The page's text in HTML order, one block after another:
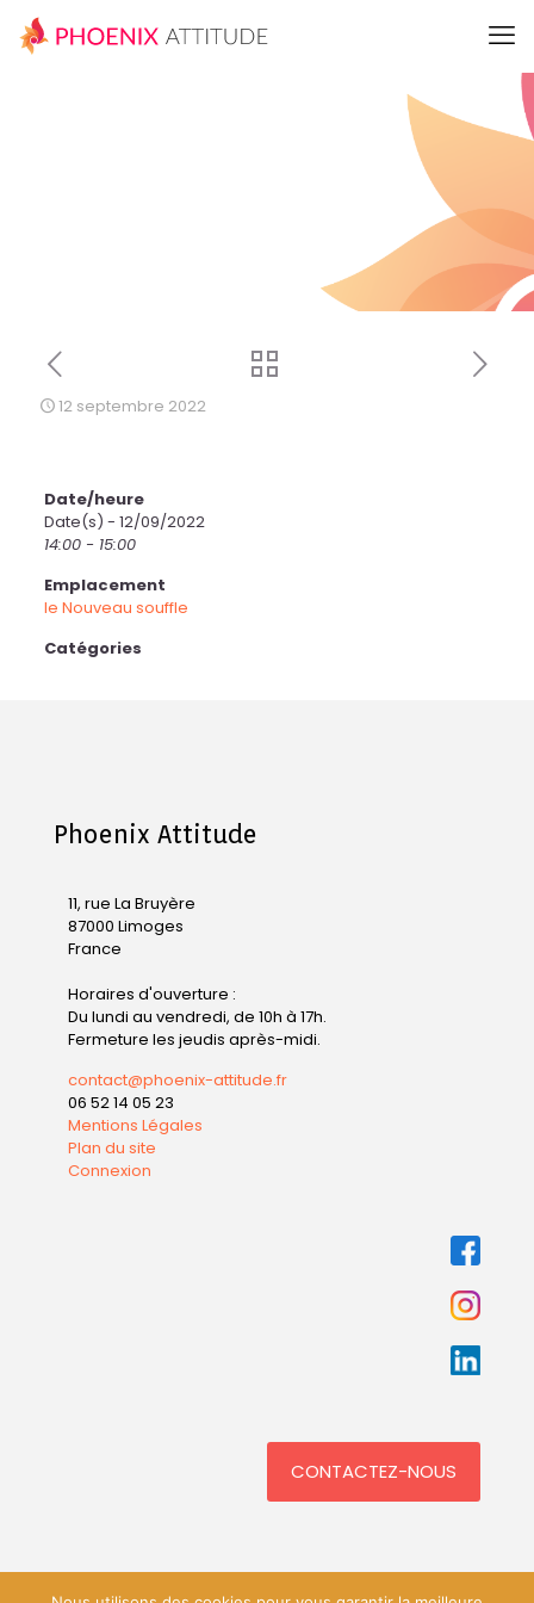
12 septembre 2022
Date/heure
Date(s) - 12/09/2022
14:00 - 15:00
Emplacement
le Nouveau souffle
Catégories
Phoenix Attitude
11, rue La Bruyère
87000 Limoges
France
Horaires d'ouverture :
Du lundi au vendredi, de 10h à 17h.
Fermeture les jeudis après-midi.
contact@phoenix-attitude.fr
06 52 14 05 23
Mentions Légales
Plan du site
Connexion
CONTACTEZ-NOUS